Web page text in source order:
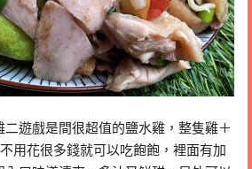
遊戲是間很超值的鹽水雞，整隻雞＋
用花很多錢就可以吃飽飽，裡面有加